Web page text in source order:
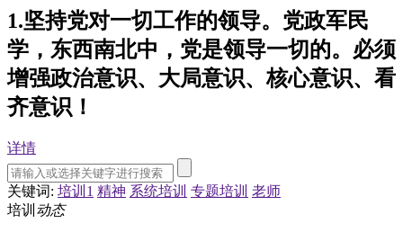
1.坚持党对一切工作的领导。党政军民
学，东西南北中，党是领导一切的。必须
增强政治意识、大局意识、核心意识、看
齐意识！
详情
关键词: 培训1 精神 系统培训 专题培训 老师
培训 动态